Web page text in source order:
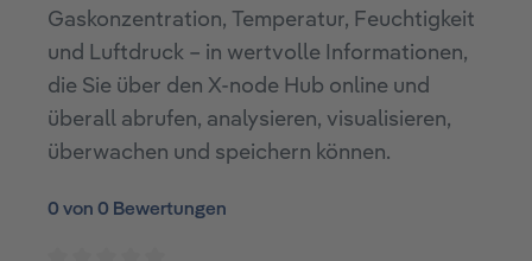
Gaskonzentration, Temperatur, Feuchtigkeit
und Luftdruck – in wertvolle Informationen,
die Sie über den X-node Hub online und
überall abrufen, analysieren, visualisieren,
überwachen und speichern können.
0 von 0 Bewertungen